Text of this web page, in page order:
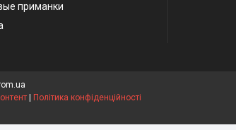
приманки
Політика конфіденційності